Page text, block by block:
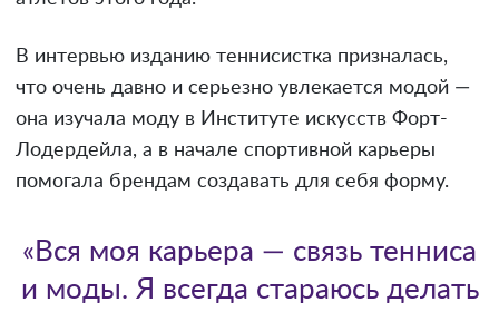
В интервью изданию теннисистка призналась,
что очень давно и серьезно увлекается модой —
она изучала моду в Институте искусств Форт-
Лодердейла, а в начале спортивной карьеры
помогала брендам создавать для себя форму.
«Вся моя карьера — связь тенниса
и моды. Я всегда стараюсь делать